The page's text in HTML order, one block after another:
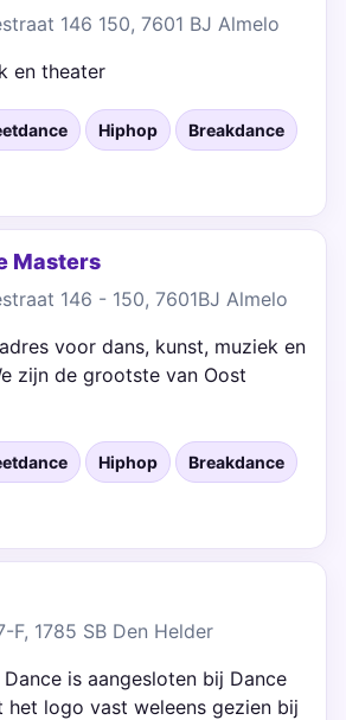
146 150, 7601 BJ Almelo
en theater
Hiphop Breakdance
Masters
146 - 150, 7601BJ Almelo
voor dans, kunst, muziek en
zijn de grootste van Oost
Hiphop Breakdance
F, 1785 SB Den Helder
is aangesloten bij Dance
het logo vast weleens gezien bij